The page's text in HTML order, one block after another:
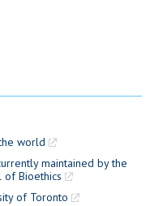
world
maintained by the
of Bioethics
of Toronto